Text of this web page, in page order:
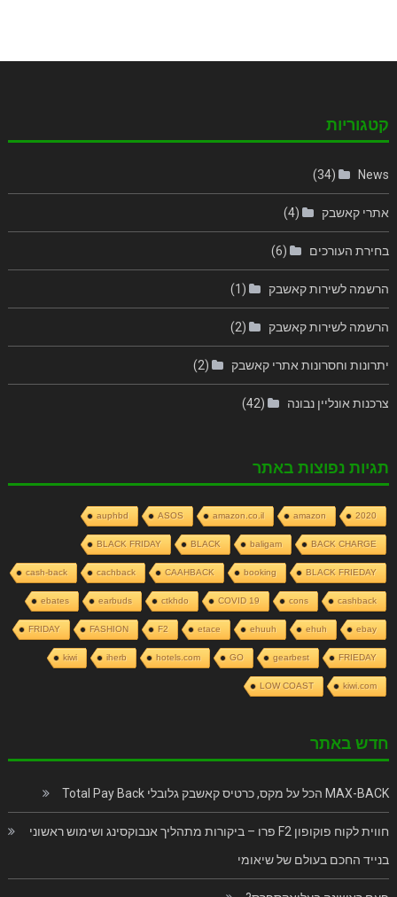
קטגוריות
News
(34)
אתרי קאשבק (4)
בחירת העורכים (6)
הרשמה לשירות קאשבק (1)
הרשמה לשירות קאשבק (2)
יתרונות וחסרונות אתרי קאשבק (2)
צרכנות אונליין נבונה (42)
תגיות נפוצות באתר
2020
amazon
amazon.co.il
ASOS
auphbd
BACK CHARGE
baligam
BLACK
BLACK FRIDAY
BLACK FRIEDAY
booking
CAAHBACK
cachback
cash-back
cashback
cons
COVID 19
ctkhdo
earbuds
ebates
ebay
ehuh
ehuuh
etace
F2
FASHION
FRIDAY
FRIEDAY
gearbest
GO
hotels.com
iherb
kiwi
kiwi.com
LOW COAST
חדש באתר
MAX-BACK הכל על מקס, כרטיס קאשבק גלובלי Total Pay Back
חווית לקוח פוקופון F2 פרו – ביקורות מתהליך אנבוקסינג ושימוש ראשוני
בנייד החכם בעולם של שיאומי